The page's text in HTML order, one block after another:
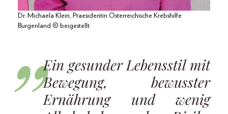
Dr. Michaela Klein, Praesidentin Österreichische Krebshilfe
Burgenland © beigestellt
Ein gesunder Lebensstil mit
Bewegung, bewusster
Ernährung und wenig